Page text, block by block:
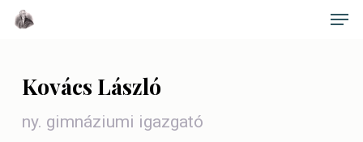
Skip
Kovács László
ny. gimnáziumi igazgató